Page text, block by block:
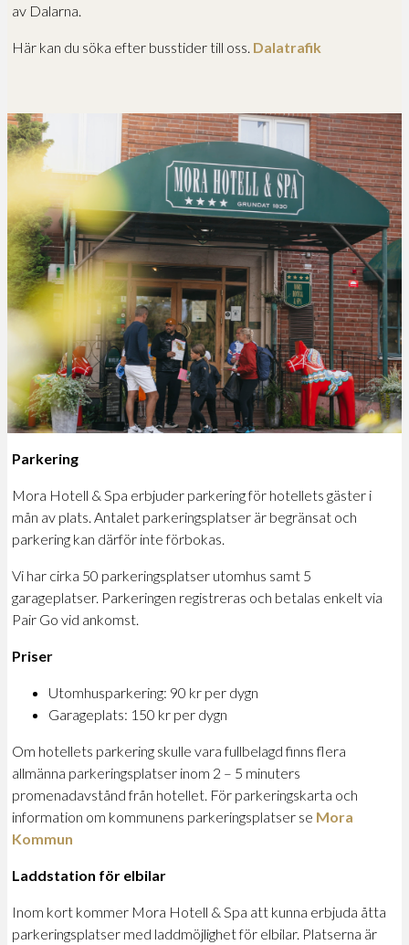
av Dalarna.
Här kan du söka efter busstider till oss. Dalatrafik
Parkering
Mora Hotell & Spa erbjuder parkering för hotellets gäster i
mån av plats. Antalet parkeringsplatser är begränsat och
parkering kan därför inte förbokas.
Vi har cirka 50 parkeringsplatser utomhus samt 5
garageplatser. Parkeringen registreras och betalas enkelt via
Pair Go vid ankomst.
Priser
Utomhusparkering: 90 kr per dygn
Garageplats: 150 kr per dygn
Om hotellets parkering skulle vara fullbelagd finns flera
allmänna parkeringsplatser inom 2 – 5 minuters
promenadavstånd från hotellet. För parkeringskarta och
information om kommunens parkeringsplatser se Mora
Kommun
Laddstation för elbilar
Inom kort kommer Mora Hotell & Spa att kunna erbjuda åtta
parkeringsplatser med laddmöjlighet för elbilar. Platserna är